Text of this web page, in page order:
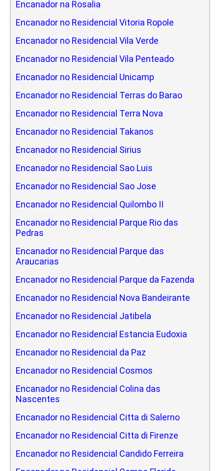
Encanador na Rosalia
Encanador no Residencial Vitoria Ropole
Encanador no Residencial Vila Verde
Encanador no Residencial Vila Penteado
Encanador no Residencial Unicamp
Encanador no Residencial Terras do Barao
Encanador no Residencial Terra Nova
Encanador no Residencial Takanos
Encanador no Residencial Sirius
Encanador no Residencial Sao Luis
Encanador no Residencial Sao Jose
Encanador no Residencial Quilombo II
Encanador no Residencial Parque Rio das
Pedras
Encanador no Residencial Parque das
Araucarias
Encanador no Residencial Parque da Fazenda
Encanador no Residencial Nova Bandeirante
Encanador no Residencial Jatibela
Encanador no Residencial Estancia Eudoxia
Encanador no Residencial da Paz
Encanador no Residencial Cosmos
Encanador no Residencial Colina das
Nascentes
Encanador no Residencial Citta di Salerno
Encanador no Residencial Citta di Firenze
Encanador no Residencial Candido Ferreira